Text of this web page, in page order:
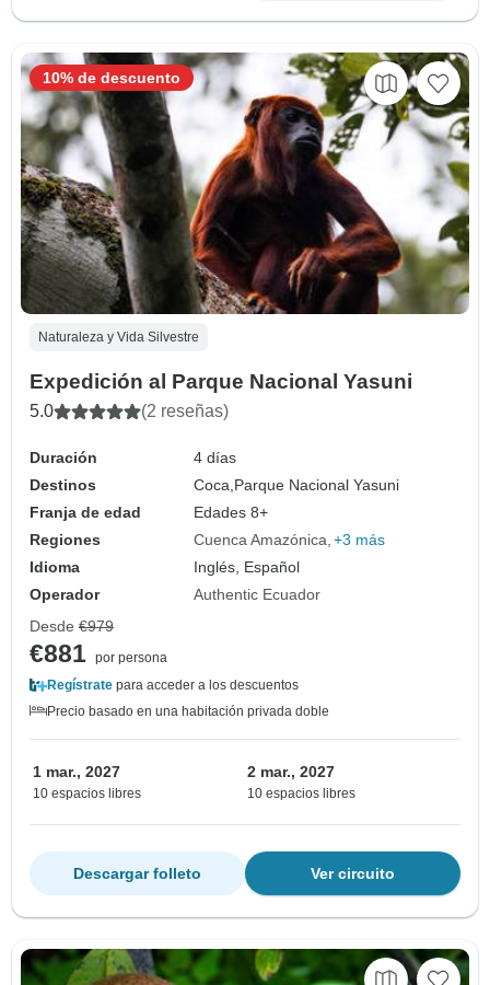
Naturaleza y Vida Silvestre
Expedición al Parque Nacional Yasuni
5.0 (2 reseñas)
Duración
4 días
Destinos
Coca, Parque Nacional Yasuni
Franja de edad
Edades 8+
Regiones
Cuenca Amazónica +3 más
Idioma
Inglés, Español
Operador
Authentic Ecuador
10% de descuento
Desde €979
€881 por persona
Regístrate para acceder a los descuentos
Precio basado en una habitación privada doble
1 mar., 2027
10 espacios libres
2 mar., 2027
10 espacios libres
Ver circuito
Descargar folleto